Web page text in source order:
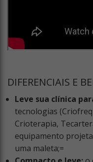
DIFERENCIAIS E
Leve sua clínica
tecnologias
Crioterapia,
equipamento
uma maleta;=